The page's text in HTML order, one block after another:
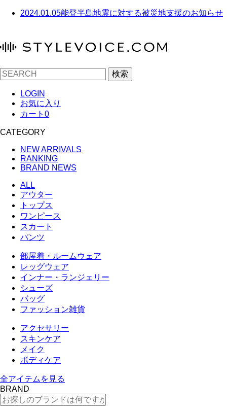
2024.01.05能登半島地震に対する被災地支援のお知らせ
検索
LOGIN
お気に入り
カート 0
CATEGORY
NEW ARRIVALS
RANKING
BRAND NEWS
ALL
アウター
トップス
ワンピース
スカート
パンツ
部屋着・ルームウェア
レッグウェア
インナー・ランジェリー
シューズ
バッグ
ファッション雑貨
アクセサリー
スキンケア
メイク
ボディケア
全アイテムを見る
BRAND